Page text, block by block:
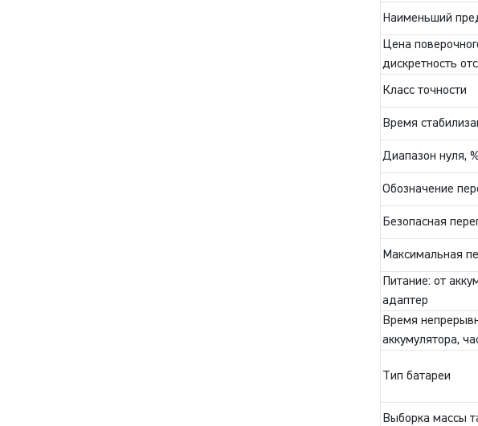
Наименьший
Цена
дискретность
Класс точности
Время
Диапазон нуля,
Обозначение
Безопасная
Максимальная
Питание: от
адаптер
Время
аккумулятора,
Тип батареи
Выборка массы